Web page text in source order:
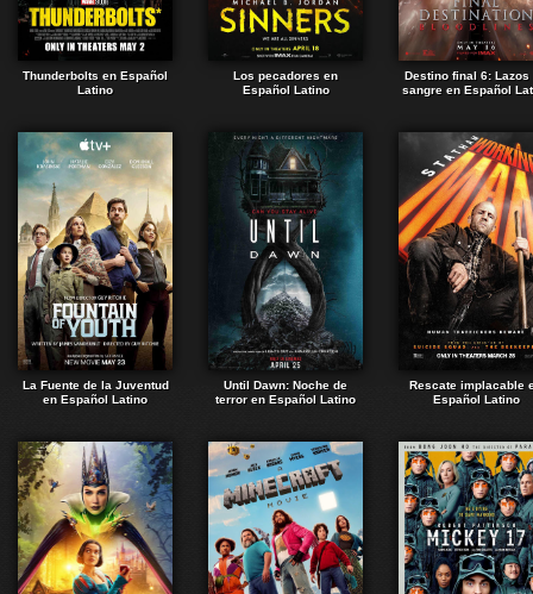
Thunderbolts en Español
Latino
Los pecadores en
Español Latino
Destino final 6: Lazos
sangre en Español
La Fuente de la Juventud
en Español Latino
Until Dawn: Noche de
terror en Español Latino
Rescate implacable
Español Latino